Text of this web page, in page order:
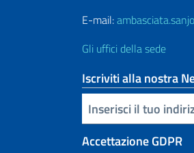
E-mail:
Gli uffici della sede
Iscriviti alla nostra
Inserisci la tua email
Accettazione GDPR